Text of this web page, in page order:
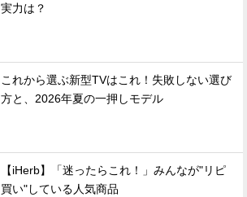
実力は？
これから選ぶ新型TVはこれ！失敗しない選び
方と、2026年夏の一押しモデル
【iHerb】「迷ったらこれ！」みんなが"リピ
買い"している人気商品